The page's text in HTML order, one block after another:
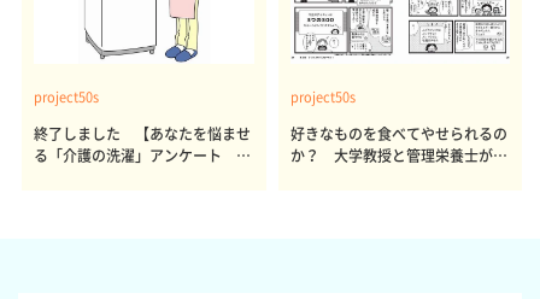
project50s
終了しました 【あなたを悩ませ
る「介護の洗濯」アンケート 体
project50s
好きなものを食べてやせられるの
か？ 大学教授と管理栄養士が出